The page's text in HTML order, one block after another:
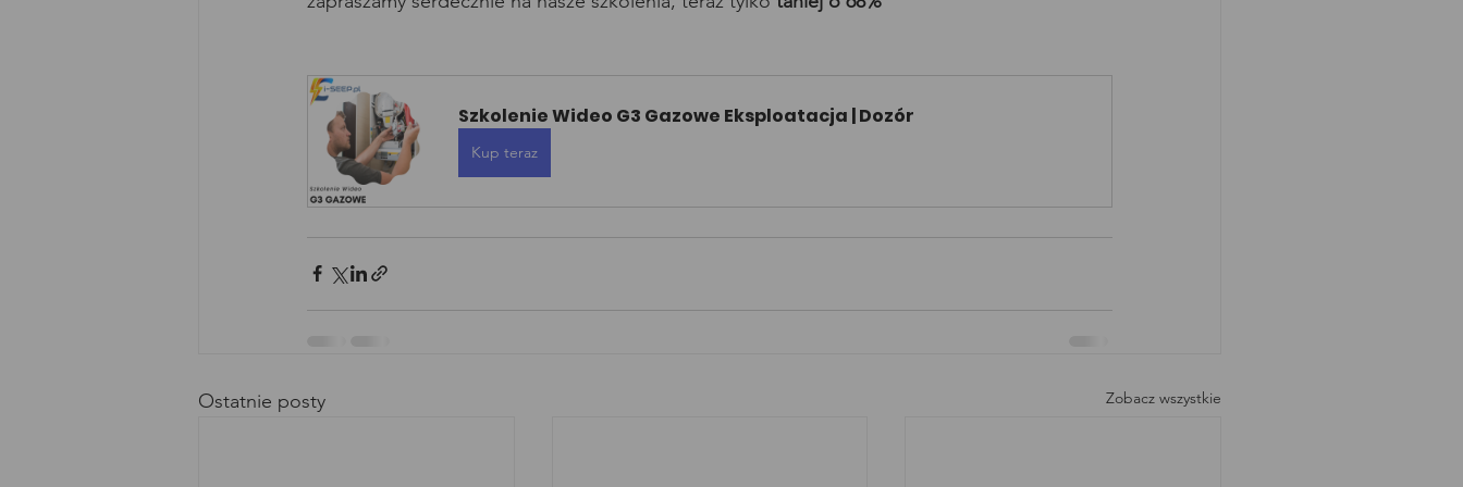
Szkolenie Wideo G3 Gazowe Eksploatacja | Dozór
Kup teraz
Ostatnie posty Zobacz wszystkie